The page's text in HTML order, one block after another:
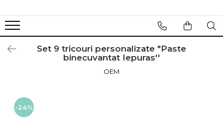
Set 9 tricouri personalizate "Paste
binecuvantat Iepuras''
OEM
-24%